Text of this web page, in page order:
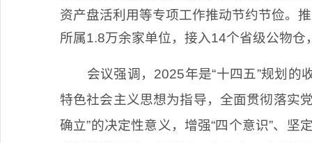
资产盘活利用等专项工作推动节约节俭。
所属1.8万余家单位，接入14个省级公物
会议强调，2025年是“十四五”规划的
特色社会主义思想为指导，全面贯彻落实
确立”的决定性意义，增强“四个意识”、坚